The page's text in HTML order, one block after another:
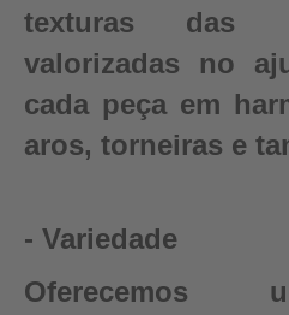
texturas das
valorizadas no
cada peça em
aros, torneiras e
- Variedade
Oferecemos